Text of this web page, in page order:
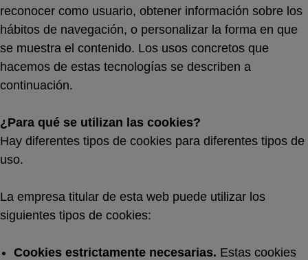
reconocer como usuario, obtener información sobre los
hábitos de navegación, o personalizar la forma en que
se muestra el contenido. Los usos concretos que
hacemos de estas tecnologías se describen a
continuación.
¿Para qué se utilizan las cookies?
Hay diferentes tipos de cookies para diferentes tipos de
uso.
La empresa titular de esta web puede utilizar los
siguientes tipos de cookies:
Cookies estrictamente necesarias. Estas cookies